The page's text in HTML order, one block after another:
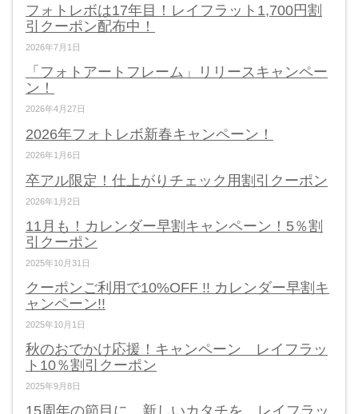
フォトレボは17年目！レイフラット1,700円割
引クーポン配布中！
2026年7月1日
「フォトアートフレーム」リリースキャンペー
ン！
2026年4月27日
2026年フォトレボ新春キャンペーン！
2026年1月6日
卒アル限定！仕上がりチェック用割引クーポン
2026年1月2日
11月も！カレンダー早割キャンペーン！5％割
引クーポン
2025年10月31日
クーポンご利用で10%OFF !! カレンダー早割キ
ャンペーン!!
2025年10月1日
秋のおでかけ応援！キャンペーン レイフラッ
ト10％割引クーポン
2025年9月8日